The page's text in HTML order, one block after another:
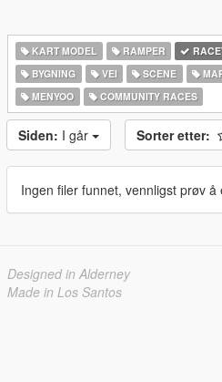
KART MODEL RAMPER
BYGNING
VEI SCENE
MENYOO
COMMUNITY RACES
Siden: I går Sorter etter:
Ingen filer funnet, vennligst prøv
Designed in Alderney
Made in Los Santos